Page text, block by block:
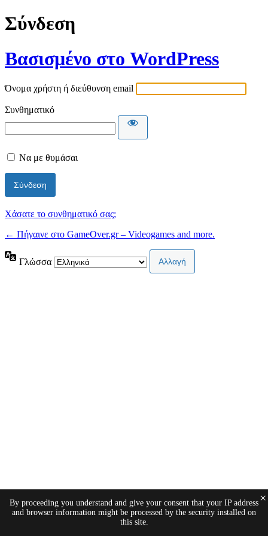
Σύνδεση
Βασισμένο στο WordPress
Όνομα χρήστη ή διεύθυνση email
Συνθηματικό
Να με θυμάσαι
Χάσατε το συνθηματικό σας;
← Πήγαινε στο GameOver.gr – Videogames and more.
Γλώσσα
By proceeding you understand and give your consent that your IP address
and browser information might be processed by the security installed on
this site.
×